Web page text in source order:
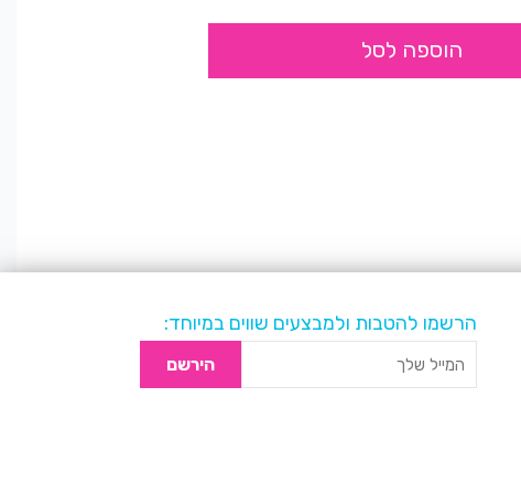
הוספה לסל
הרשמו להטבות ולמבצעים שווים במיוחד:
הירשם